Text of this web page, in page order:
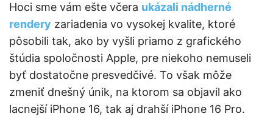
Hoci sme vám ešte včera ukázali nádherné
rendery zariadenia vo vysokej kvalite, ktoré
pôsobili tak, ako by vyšli priamo z grafického
štúdia spoločnosti Apple, pre niekoho nemuseli
byť dostatočne presvedčivé. To však môže
zmeniť dnešný únik, na ktorom sa objavil ako
lacnejší iPhone 16, tak aj drahší iPhone 16 Pro.